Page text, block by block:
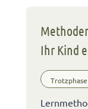
Ihr Kind
Trotzphase